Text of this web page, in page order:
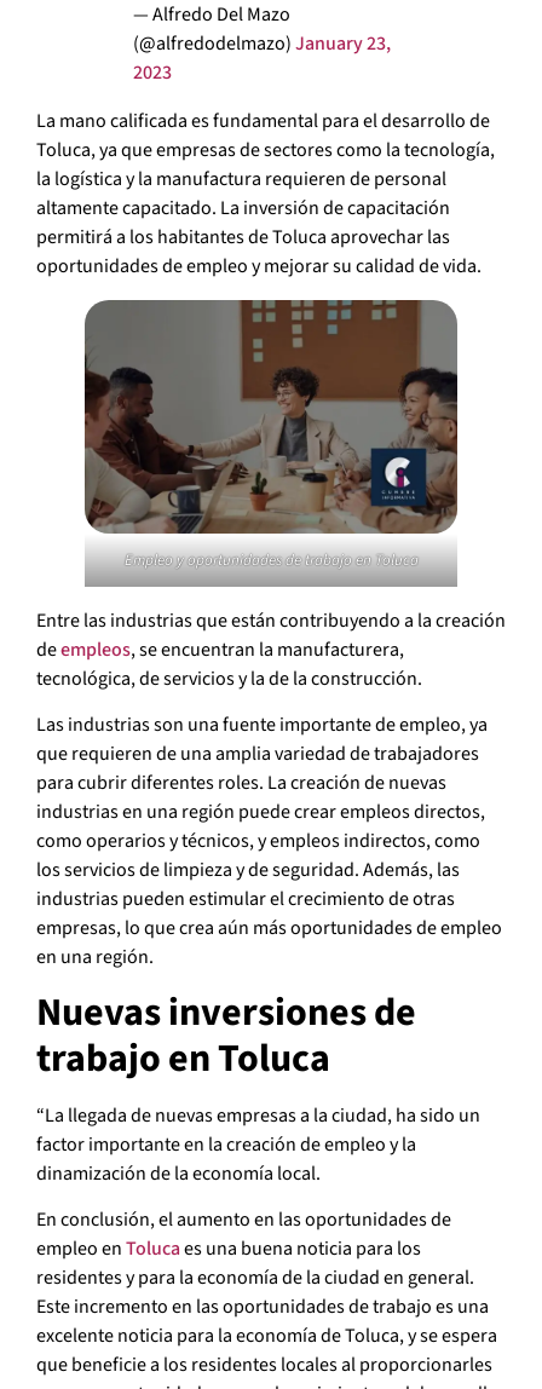
— Alfredo Del Mazo
(@alfredodelmazo)January 23,
2023
La mano calificada es fundamental para el desarrollo de
Toluca, ya que empresas de sectores como la tecnología,
la logística y la manufactura requieren de personal
altamente capacitado. La inversión de capacitación
permitirá a los habitantes de Toluca aprovechar las
oportunidades de empleo y mejorar su calidad de vida.
Empleo y oportunidades de trabajo en Toluca
Entre las industrias que están contribuyendo a la creación
deempleos, se encuentran la manufacturera,
tecnológica, de servicios y la de la construcción.
Las industrias son una fuente importante de empleo, ya
que requieren de una amplia variedad de trabajadores
para cubrir diferentes roles. La creación de nuevas
industrias en una región puede crear empleos directos,
como operarios y técnicos, y empleos indirectos, como
los servicios de limpieza y de seguridad. Además, las
industrias pueden estimular el crecimiento de otras
empresas, lo que crea aún más oportunidades de empleo
en una región.
Nuevas inversiones de
trabajo en Toluca
“La llegada de nuevas empresas a la ciudad, ha sido un
factor importante en la creación de empleo y la
dinamización de la economía local.
En conclusión, el aumento en las oportunidades de
empleo enTolucaes una buena noticia para los
residentes y para la economía de la ciudad en general.
Este incremento en las oportunidades de trabajo es una
excelente noticia para la economía de Toluca, y se espera
que beneficie a los residentes locales al proporcionarles